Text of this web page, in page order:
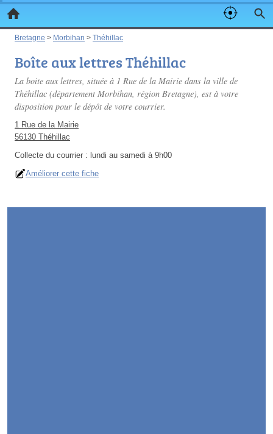
Bretagne > Morbihan > Théhillac
Boîte aux lettres Théhillac
La boite aux lettres, située à 1 Rue de la Mairie dans la ville de
Théhillac (département Morbihan, région Bretagne), est à votre
disposition pour le dépôt de votre courrier.
1 Rue de la Mairie
56130 Théhillac
Collecte du courrier : lundi au samedi à 9h00
Améliorer cette fiche